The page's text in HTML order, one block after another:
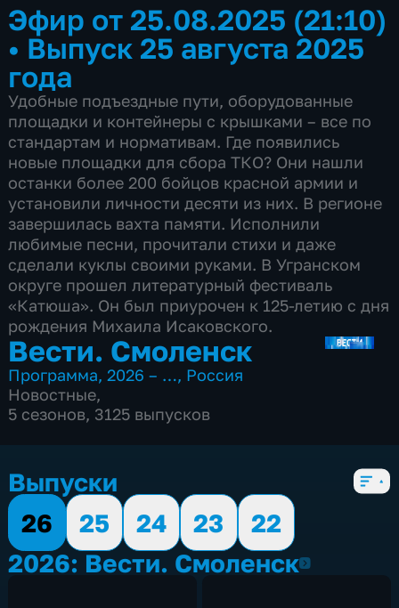
Эфир от 25.08.2025 (21:10)
• Выпуск 25 августа 2025
года
Удобные подъездные пути, оборудованные
площадки и контейнеры с крышками – все по
стандартам и нормативам. Где появились
новые площадки для сбора ТКО? Они нашли
останки более 200 бойцов красной армии и
установили личности десяти из них. В регионе
завершилась вахта памяти. Исполнили
любимые песни, прочитали стихи и даже
сделали куклы своими руками. В Угранском
округе прошел литературный фестиваль
«Катюша». Он был приурочен к 125-летию с дня
рождения Михаила Исаковского.
Вести. Смоленск
Программа,2026 – …, Россия
Новостные,
5 сезонов, 3125 выпусков
Выпуски
26
25 24 23
22
2026: Вести. Смоленск2026